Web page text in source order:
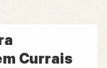
Currais